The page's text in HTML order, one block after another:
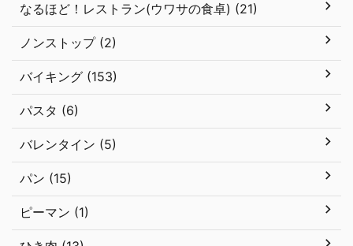
なるほど！レストラン(ウワサの食卓) (21)
ノンストップ (2)
バイキング (153)
パスタ (6)
バレンタイン (5)
パン (15)
ピーマン (1)